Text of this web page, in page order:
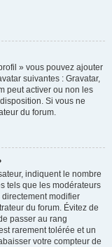
» vous pouvez ajouter
suivantes : Gravatar,
peut activer ou non les
Si vous ne
du forum.
indiquent le nombre
tels que les modérateurs
modifier
du forum. Évitez de
passer au rang
rarement tolérée et un
votre compteur de